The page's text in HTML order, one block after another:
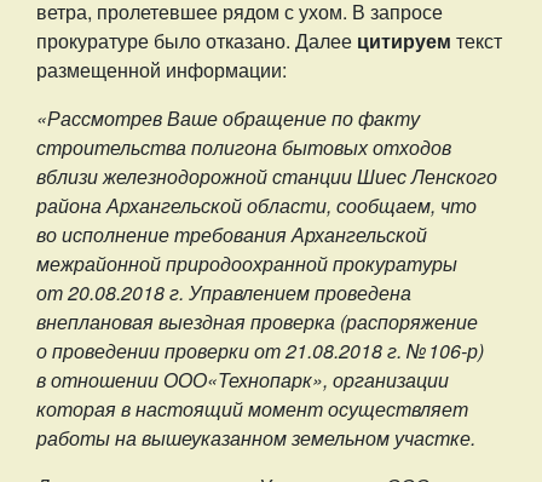
ветра, пролетевшее рядом с ухом. В запросе
прокуратуре было отказано. Далее цитируем текст
размещенной информации:
«Рассмотрев Ваше обращение по факту
строительства полигона бытовых отходов
вблизи железнодорожной станции Шиес Ленского
района Архангельской области, сообщаем, что
во исполнение требования Архангельской
межрайонной природоохранной прокуратуры
от 20.08.2018 г. Управлением проведена
внеплановая выездная проверка (распоряжение
о проведении проверки от 21.08.2018 г. № 106-р)
в отношении ООО«Технопарк», организации
которая в настоящий момент осуществляет
работы на вышеуказанном земельном участке.